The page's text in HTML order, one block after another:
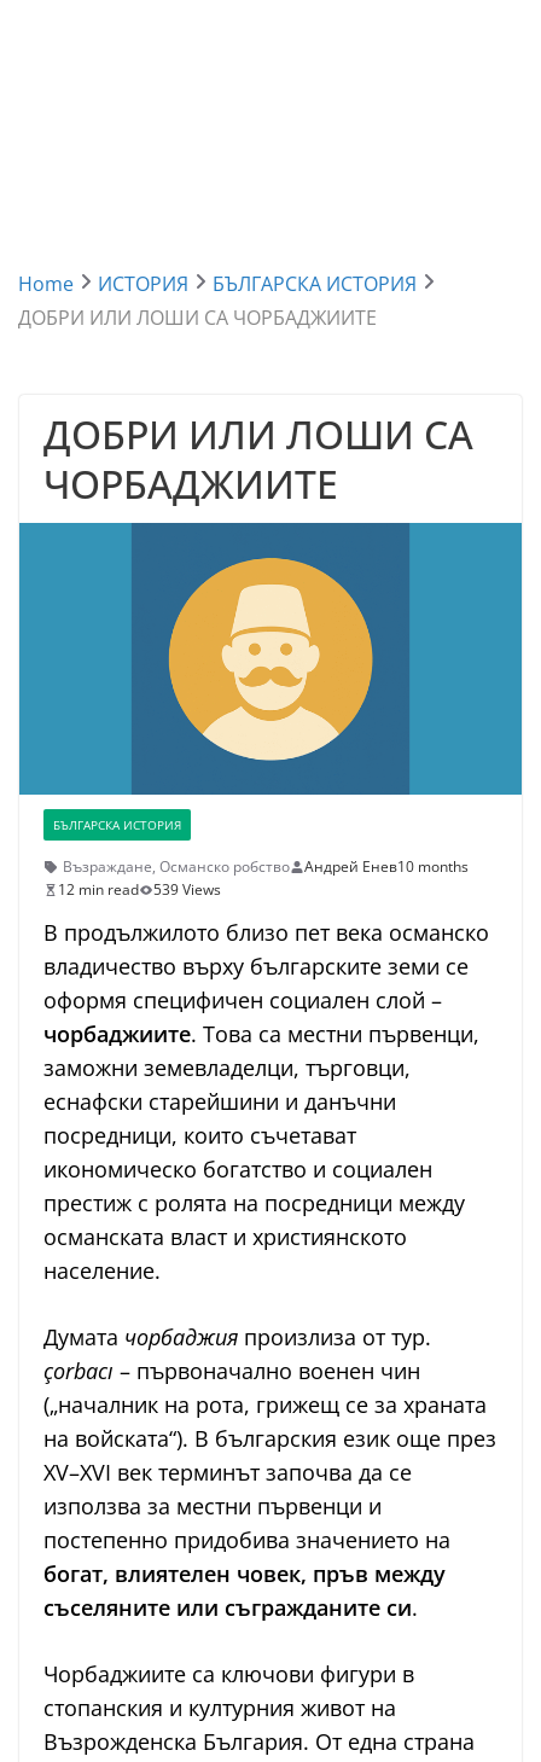
Home ИСТОРИЯ
БЪЛГАРСКА ИСТОРИЯ
ДОБРИ ИЛИ ЛОШИ СА ЧОРБАДЖИИТЕ
ДОБРИ ИЛИ ЛОШИ СА
ЧОРБАДЖИИТЕ
БЪЛГАРСКА ИСТОРИЯ
Възраждане, Османско робство Андрей Енев10 months
12 min read
539 Views
В продължилото близо пет века османско
владичество върху българските земи се
оформя специфичен социален слой –
чорбаджиите. Това са местни първенци,
заможни земевладелци, търговци,
еснафски старейшини и данъчни
посредници, които съчетават
икономическо богатство и социален
престиж с ролята на посредници между
османската власт и християнското
население.
Думата чорбаджия произлиза от тур.
çorbacı – първоначално военен чин
(„началник на рота, грижещ се за храната
на войската“). В българския език още през
XV–XVI век терминът започва да се
използва за местни първенци и
постепенно придобива значението на
богат, влиятелен човек, пръв между
съселяните или съгражданите си.
Чорбаджиите са ключови фигури в
стопанския и културния живот на
Възрожденска България. От една страна